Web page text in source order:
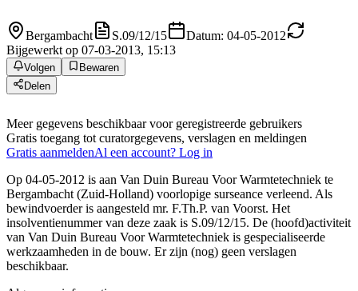
Bergambacht S.09/12/15
Datum: 04-05-2012
Bijgewerkt op 07-03-2013, 15:13
Volgen
Bewaren
Delen
Meer gegevens beschikbaar voor geregistreerde gebruikers
Gratis toegang tot curatorgegevens, verslagen en meldingen
Gratis aanmeldenAl een account? Log in
Op 04-05-2012 is aan Van Duin Bureau Voor Warmtetechniek te
Bergambacht (Zuid-Holland) voorlopige surseance verleend. Als
bewindvoerder is aangesteld mr. F.Th.P. van Voorst. Het
insolventienummer van deze zaak is S.09/12/15. De (hoofd)activiteit
van Van Duin Bureau Voor Warmtetechniek is gespecialiseerde
werkzaamheden in de bouw. Er zijn (nog) geen verslagen
beschikbaar.